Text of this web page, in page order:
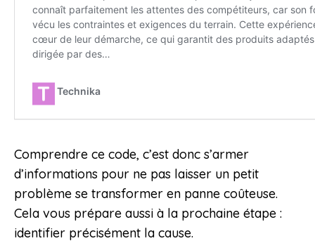
Comprendre ce code, c’est donc s’armer
d’informations pour ne pas laisser un petit
problème se transformer en panne coûteuse.
Cela vous prépare aussi à la prochaine étape :
identifier précisément la cause.